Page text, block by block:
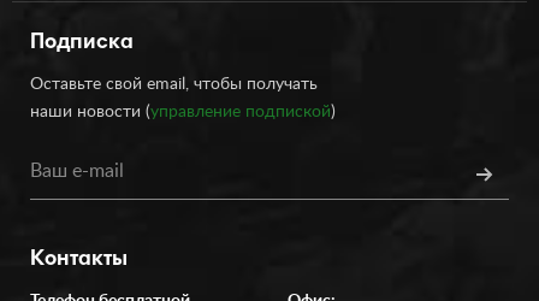
Подписка
Оставьте свой email, чтобы получать
наши новости (управление подпиской)
Контакты